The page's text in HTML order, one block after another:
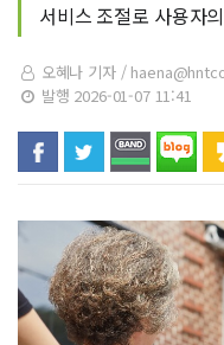
서비스 조절로 사용자
오혜나 기자 /
발행 2026-01-07 11:41